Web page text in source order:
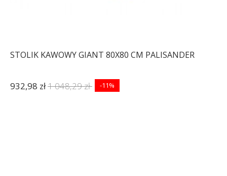
STOLIK KAWOWY GIANT 80X80 CM PALISANDER
932,98 zł1 048,29 zł -11%